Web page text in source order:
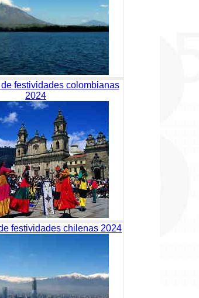
festividades colombianas
2024
festividades chilenas 2024